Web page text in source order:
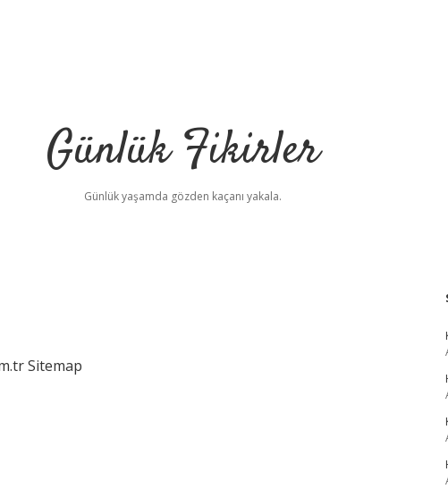
Günlük Fikirler
Günlük yaşamda gözden kaçanı yakala.
Sitemap